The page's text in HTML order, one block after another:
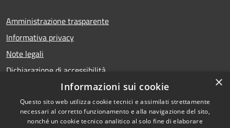
Amministrazione trasparente
Informativa privacy
Note legali
Dichiarazione di accessibilità
RSS
Copyright © 2026 • Comune di
×
Informazioni sui cookie
Questo sito web utilizza cookie tecnici e assimilati strettamente
necessari al corretto funzionamento e alla navigazione del sito,
nonché un cookie tecnico analitico al solo fine di elaborare